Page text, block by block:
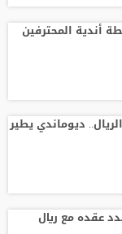
أندية المحترفين
ديوماندي يطير
عقده مع ريال